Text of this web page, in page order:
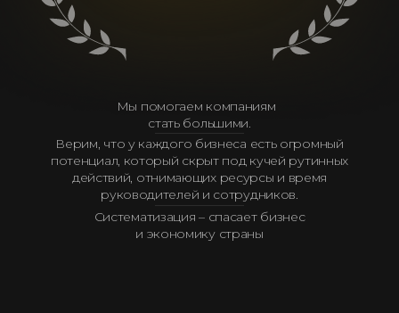
Мы помогаем компаниям
стать большими.
Верим, что у каждого бизнеса есть огромный
потенциал, который скрыт под кучей рутинных
действий, отнимающих ресурсы и время
руководителей и сотрудников.
Систематизация – спасает бизнес
и экономику страны